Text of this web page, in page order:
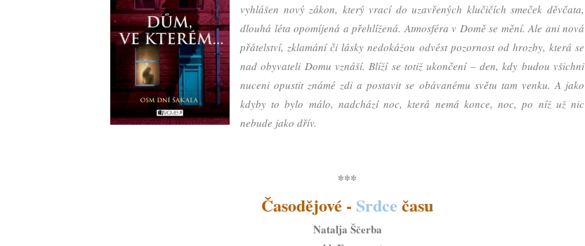
vyhlášen nový zákon, který vrací do uzavřených klučičích smeček děvčata,
dlouhá léta opomíjená a přehlížená. Atmosféra v Domě se mění. Ale ani nová
přátelství, zklamání či lásky nedokážou odvést pozornost od hrozby, která se
nad obyvateli Domu vznáší. Blíží se totiž ukončení – den, kdy budou všichni
nuceni opustit známé zdi a postavit se obávanému světu tam venku. A jako
kdyby to bylo málo, nadchází noc, která nemá konce, noc, po níž už nic
nebude jako dřív.
***
Časodějové - Srdce času
Natalja Ščerba